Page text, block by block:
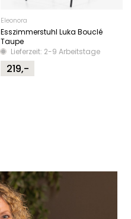
Eleonora
Esszimmerstuhl Luka Bouclé
Taupe
Lieferzeit: 2-9 Arbeitstage
219,-